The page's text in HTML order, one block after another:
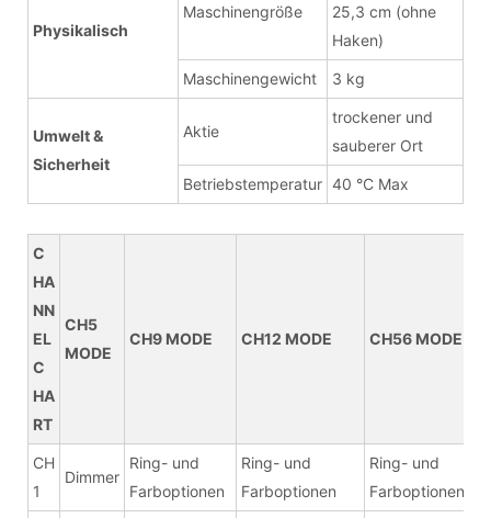
Physikalisch
Maschinengröße
25,3 cm (ohne
Haken)
Maschinengewicht 3 kg
Umwelt &
Sicherheit
Aktie
trockener und
sauberer Ort
Betriebstemperatur 40 °C Max
C
HA
NN
EL
C
HA
RT
CH5
MODE
CH9 MODE CH12 MODE CH56 MODE
CH
1
Dimmer
Ring- und
Farboptionen
Ring- und
Farboptionen
Ring- und
Farboptionen